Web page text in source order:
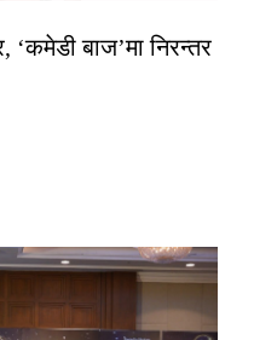
‘कमेडी बाज’मा निरन्तर